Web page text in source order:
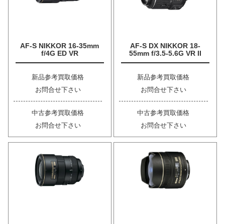
AF-S NIKKOR 16-35mm
f/4G ED VR
新品参考買取価格
お問合せ下さい
中古参考買取価格
お問合せ下さい
AF-S DX NIKKOR 18-
55mm f/3.5-5.6G VR II
新品参考買取価格
お問合せ下さい
中古参考買取価格
お問合せ下さい